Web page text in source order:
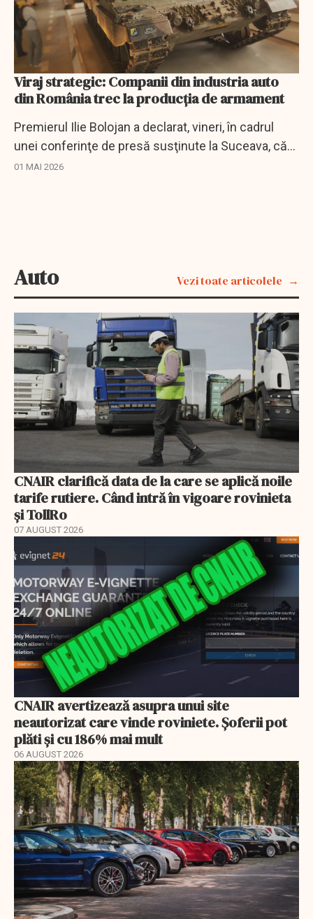
Viraj strategic: Companii din industria auto
din România trec la producția de armament
Premierul Ilie Bolojan a declarat, vineri, în cadrul
unei conferinţe de presă susţinute la Suceava, că
există companii din industria auto din România care
01 MAI 2026
Auto Vezi toate articolele
CNAIR clarifică data de la care se aplică noile
tarife rutiere. Când intră în vigoare rovinieta
și TollRo
07 AUGUST 2026
CNAIR avertizează asupra unui site
neautorizat care vinde roviniete. Șoferii pot
plăti și cu 186% mai mult
06 AUGUST 2026